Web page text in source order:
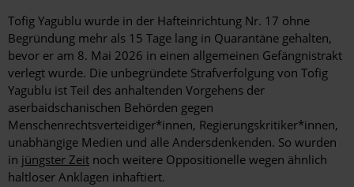
Tofig Yagublu wurde in der Hafteinrichtung Nr. 17 ohne
Begründung mehr als 15 Tage lang in Quarantäne gehalten,
bevor er am 8. Mai 2026 in einen allgemeinen Gefängnistrakt
verlegt wurde. Die unbegründete Strafverfolgung von Tofig
Yagublu ist Teil des anhaltenden Vorgehens der
aserbaidschanischen Behörden gegen
Menschenrechtsverteidiger*innen, Regierungskritiker*innen,
unabhängige Medien und alle Andersdenkenden. So wurden
in jüngster Zeit noch weitere Oppositionelle wegen ähnlich
haltloser Anklagen inhaftiert.